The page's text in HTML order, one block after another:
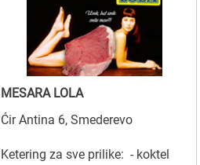
MESARA LOLA
Ćir Antina 6, Smederevo
Ketering za sve prilike: - koktel